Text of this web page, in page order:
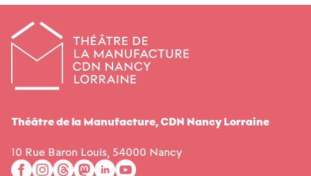
Théâtre de la Manufacture,CDN Nancy Lorraine
10 Rue Baron Louis, 54000 Nancy
facebook
instagram
threadsmastodon
linkedin
youtube